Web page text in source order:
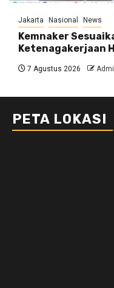
Jakarta Nasional News
Kemnaker
Ketenagakerjaan
7 Agustus 2026
PETA LOKASI